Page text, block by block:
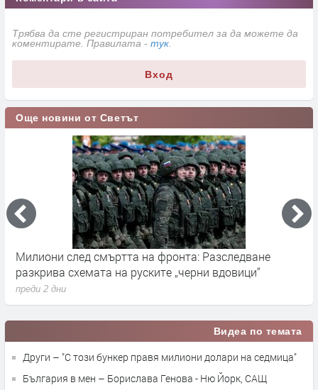
Трябва да сте регистриран потребител за да можете да
коментирате. Правилата - тук
Вход
Още новини от Светът
Германските служби разследват руски опити за
влияние върху местния вот през септември
преди 2 дни
Видеа по темата
Други – "С този бункер правя милиони долари на седмица"
България в мен – Борислава Генова - Ню Йорк, САЩ